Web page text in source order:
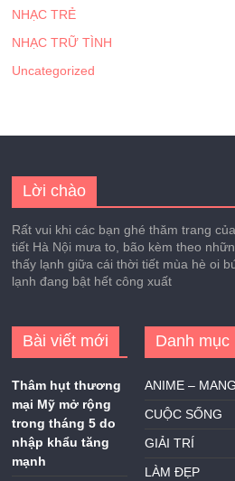
NHẠC TRẺ
NHẠC TRỮ TÌNH
Uncategorized
Lời chào
Rất vui khi các bạn ghé thăm trang
tiết Hà Nội mưa to, bão kèm theo
thấy lạnh giữa cái thời tiết mùa hè oi
lạnh đang bật hết công xuất
Bài viết mới
Thâm hụt thương
mại Mỹ mở rộng
trong tháng 5 do
nhập khẩu tăng
mạnh
Danh mục
ANIME –
CUỘC SỐNG
GIẢI TRÍ
LÀM ĐẸP